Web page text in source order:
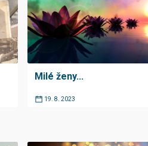
Milé ženy...
19. 8. 2023